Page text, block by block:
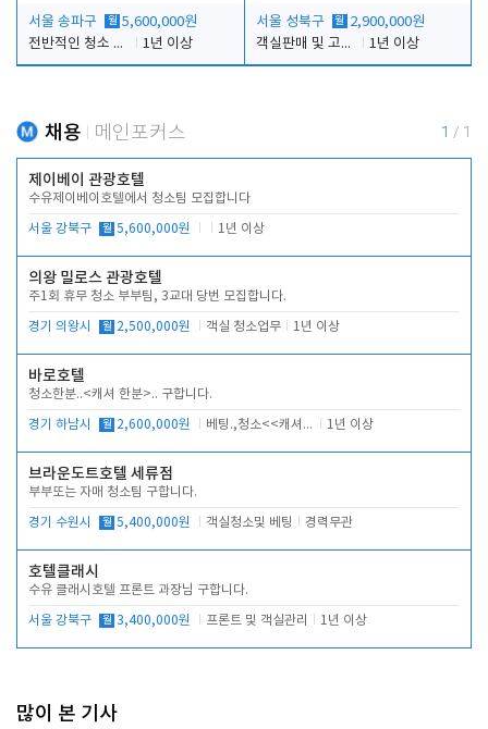
서울 송파구 월 5,600,000원
전반적인 청소 업무(객실청소.객실정리)
1년 이상
서울 성북구 월 2,900,000원
객실판매 및 고객응대
1년 이상
채용 메인포커스 1 / 1
제이베이 관광호텔
수유제이베이호텔에서 청소팀 모집합니다
서울 강북구 월 5,600,000원 1년 이상
의왕 밀로스 관광호텔
주1회 휴무 청소 부부팀, 3교대 당번 모집합니다.
경기 의왕시 월 2,500,000원 객실 청소업무 1년 이상
바로호텔
청소한분..<캐셔 한분>.. 구합니다.
경기 하남시 월 2,600,000원 베팅.,청소<<캐셔 모셔봅니다. 1년 이상
브라운도트호텔 세류점
부부또는 자매 청소팀 구합니다.
경기 수원시 월 5,400,000원 객실청소및 베팅 경력무관
호텔클래시
수유 클래시호텔 프론트 과장님 구합니다.
서울 강북구 월 3,400,000원 프론트 및 객실관리 1년 이상
많이 본 기사